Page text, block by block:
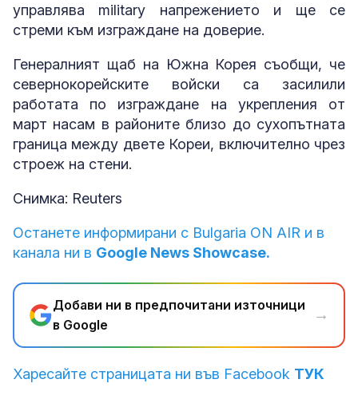
управлява military напрежението и ще се
стреми към изграждане на доверие.
Генералният щаб на Южна Корея съобщи, че
севернокорейските войски са засилили
работата по изграждане на укрепления от
март насам в районите близо до сухопътната
граница между двете Кореи, включително чрез
строеж на стени.
Снимка: Reuters
Останете информирани с Bulgaria ON AIR и в
канала ни в Google News Showcase.
Добави ни в предпочитани източници
в Google
→
Харесайте страницата ни във Facebook ТУК